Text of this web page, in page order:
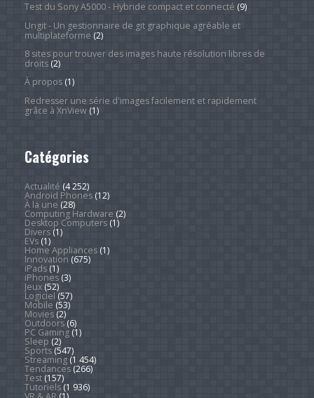
Test du Sony A5000 - Hybride compact et connecté (9)
Ungit - Un gestionnaire de git graphique agréable et
multiplateforme (2)
8 sites pour trouver des images haute résolution libres de
droits(2)
À propos(1)
Redresser une série d'images facilement et rapidement
grâce à XnView(1)
Catégories
Actualité (4 252)
Android Phones(12)
À la une (28)
Computing Hardware (2)
Desktop Computers(1)
Divers(1)
EVs(1)
Home Appliances(1)
Innovation (675)
iPads(1)
iPhones(3)
Jeux(52)
Logiciel (57)
Mobile (53)
Movies(2)
Outdoors(6)
PC Gaming(1)
Sleep (2)
Sports(547)
Streaming(1 454)
Tendances(266)
Test(157)
Tutoriels(1 936)